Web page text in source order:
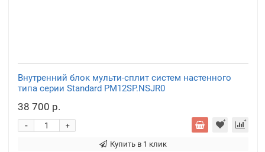
Внутренний блок мульти-сплит систем настенного
типа серии Standard PM12SP.NSJR0
38 700 р.
+
-
Купить в 1 клик